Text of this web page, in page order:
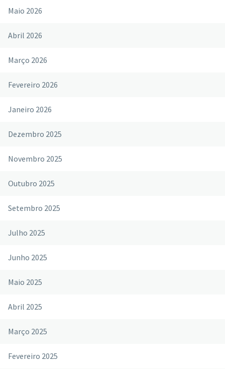
Maio 2026
Abril 2026
Março 2026
Fevereiro 2026
Janeiro 2026
Dezembro 2025
Novembro 2025
Outubro 2025
Setembro 2025
Julho 2025
Junho 2025
Maio 2025
Abril 2025
Março 2025
Fevereiro 2025